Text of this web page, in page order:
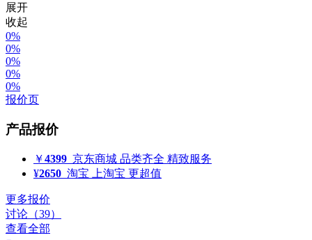
展开
收起
0%
0%
0%
0%
0%
报价页
产品报价
￥4399 京东商城 品类齐全 精致服务
¥2650 淘宝 上淘宝 更超值
更多报价
讨论（39）
查看全部